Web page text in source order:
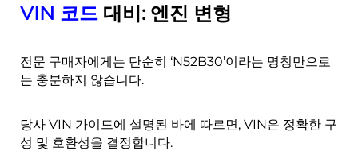
VIN 코드 대비: 엔진 변형
전문 구매자에게는 단순히 ‘N52B30’이라는 명칭만으로
는 충분하지 않습니다.
당사 VIN 가이드에 설명된 바에 따르면, VIN은 정확한 구
성 및 호환성을 결정합니다.